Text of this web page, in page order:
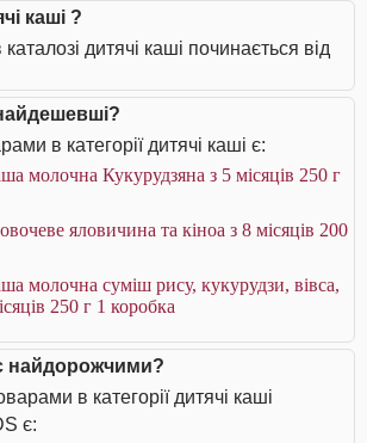
каші ?
дитячі каші починається від
в категорії дитячі каші є:
молочна Кукурудзяна з 5 місяців 250 г
яловичина та кіноа з 8 місяців 200
молочна суміш рису, кукурудзи, вівса,
250 г 1 коробка
найдорожчими?
в категорії дитячі каші
є: